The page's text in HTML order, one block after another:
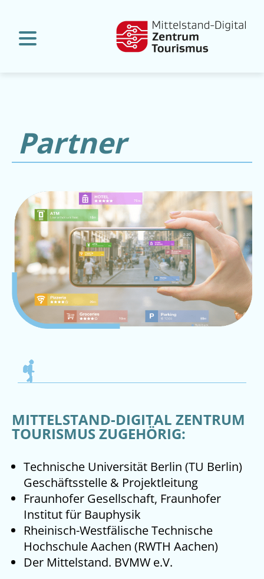
Partner
MITTELSTAND-DIGITAL ZENTRUM
TOURISMUS ZUGEHÖRIG:
Technische Universität Berlin (TU Berlin)
Geschäftsstelle & Projektleitung
Fraunhofer Gesellschaft, Fraunhofer
Institut für Bauphysik
Rheinisch-Westfälische Technische
Hochschule Aachen (RWTH Aachen)
Der Mittelstand. BVMW e.V.